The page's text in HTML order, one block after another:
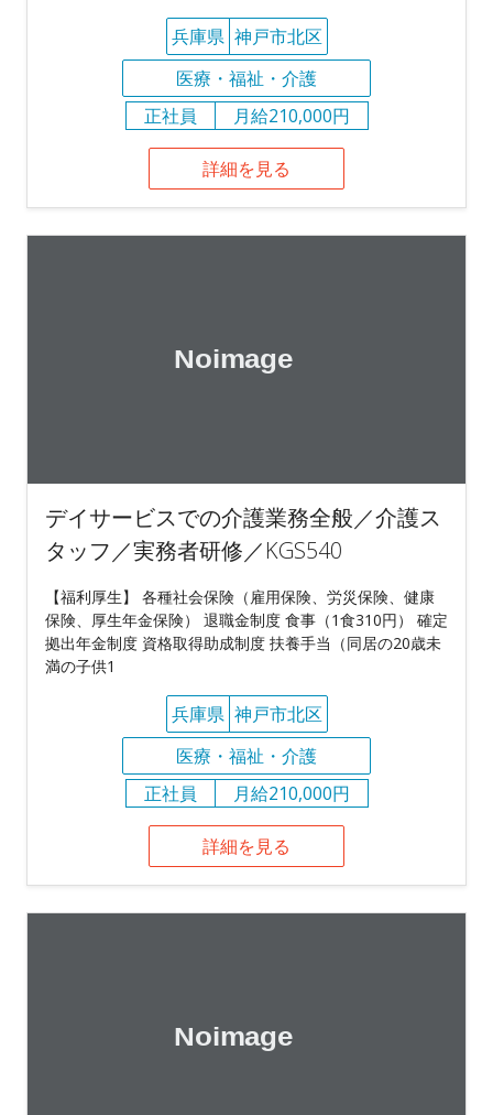
兵庫県 神戸市北区
医療・福祉・介護
正社員
月給210,000円
詳細を見る
デイサービスでの介護業務全般／介護ス
タッフ／実務者研修／KGS540
【福利厚生】 各種社会保険（雇用保険、労災保険、健康
保険、厚生年金保険） 退職金制度 食事（1食310円） 確定
拠出年金制度 資格取得助成制度 扶養手当（同居の20歳未
満の子供1
兵庫県 神戸市北区
医療・福祉・介護
正社員
月給210,000円
詳細を見る